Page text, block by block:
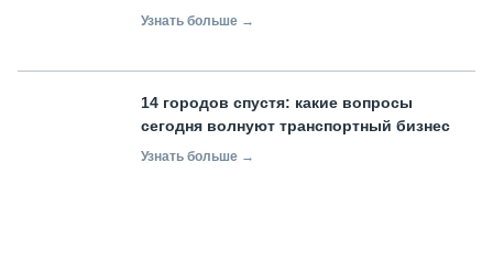
Узнать больше →
14 городов спустя: какие вопросы
сегодня волнуют транспортный бизнес
Узнать больше →